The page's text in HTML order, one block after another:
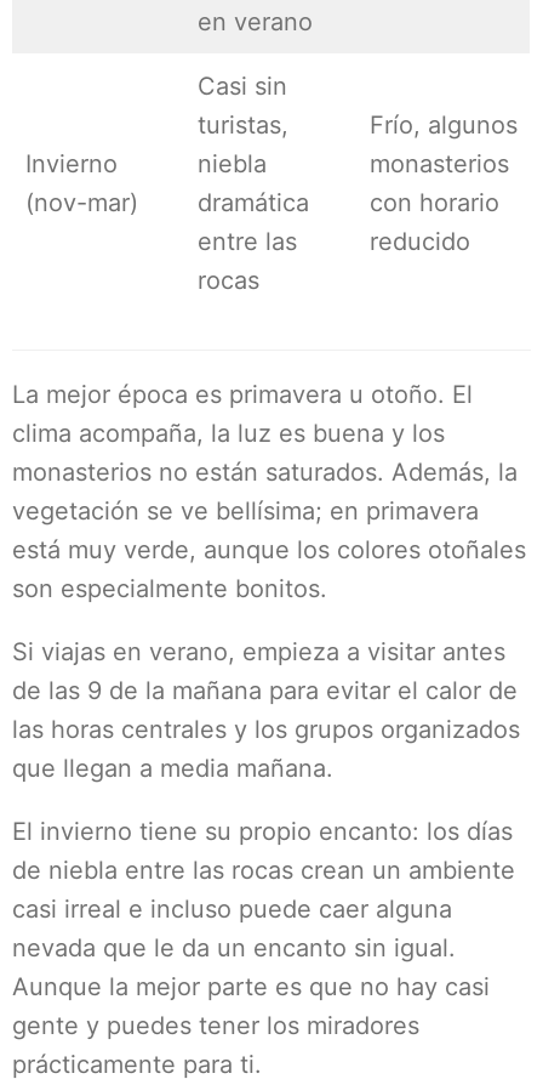
en verano
Invierno
(nov-mar)
Casi sin
turistas,
niebla
dramática
entre las
rocas
Frío, algunos
monasterios
con horario
reducido
La mejor época es primavera u otoño. El
clima acompaña, la luz es buena y los
monasterios no están saturados. Además, la
vegetación se ve bellísima; en primavera
está muy verde, aunque los colores otoñales
son especialmente bonitos.
Si viajas en verano, empieza a visitar antes
de las 9 de la mañana para evitar el calor de
las horas centrales y los grupos organizados
que llegan a media mañana.
El invierno tiene su propio encanto: los días
de niebla entre las rocas crean un ambiente
casi irreal e incluso puede caer alguna
nevada que le da un encanto sin igual.
Aunque la mejor parte es que no hay casi
gente y puedes tener los miradores
prácticamente para ti.